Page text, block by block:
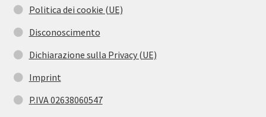
Politica dei cookie (UE)
Disconoscimento
Dichiarazione sulla Privacy (UE)
Imprint
P.IVA 02638060547